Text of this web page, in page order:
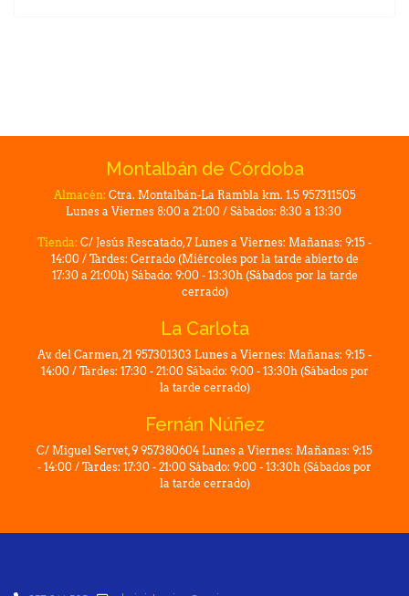
Montalbán de Córdoba
Almacén: Ctra. Montalbán-La Rambla km. 1.5 957311505
Lunes a Viernes 8:00 a 21:00 / Sábados: 8:30 a 13:30
Tienda: C/ Jesús Rescatado, 7 Lunes a Viernes: Mañanas: 9:15 -
14:00 / Tardes: Cerrado (Miércoles por la tarde abierto de
17:30 a 21:00h) Sábado: 9:00 - 13:30h (Sábados por la tarde
cerrado)
La Carlota
Av. del Carmen, 21 957301303 Lunes a Viernes: Mañanas: 9:15 -
14:00 / Tardes: 17:30 - 21:00 Sábado: 9:00 - 13:30h (Sábados por
la tarde cerrado)
Fernán Núñez
C/ Miguel Servet, 9 957380604 Lunes a Viernes: Mañanas: 9:15
- 14:00 / Tardes: 17:30 - 21:00 Sábado: 9:00 - 13:30h (Sábados por
la tarde cerrado)